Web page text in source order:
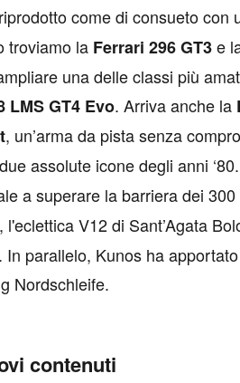
riprodotto come di consueto con
troviamo la Ferrari 296 GT3e
una delle classi più
LMS GT4 Evo. Arriva anche la
, un’arma da pista senza
assolute icone degli anni
a superare la barriera dei
, l'eclettica V12 di Sant’Agata
In parallelo, Kunos ha
Nordschleife.
contenuti